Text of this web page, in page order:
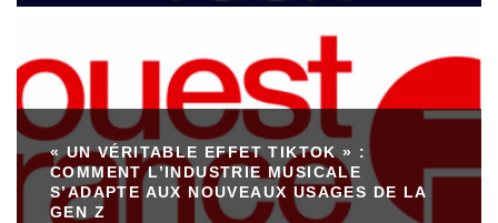
« UN VÉRITABLE EFFET TIKTOK » :
COMMENT L’INDUSTRIE MUSICALE
S’ADAPTE AUX NOUVEAUX USAGES DE LA
GEN Z